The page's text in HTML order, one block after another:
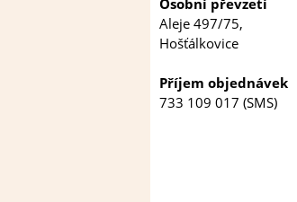
Aleje 497/75,
Hošťálkovice
Příjem objednávek
733 109 017 (SMS)